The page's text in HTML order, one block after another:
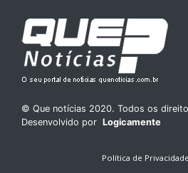
© Que notícias 2020. Todos os
Desenvolvido por Logicamente
Política de Privacidade